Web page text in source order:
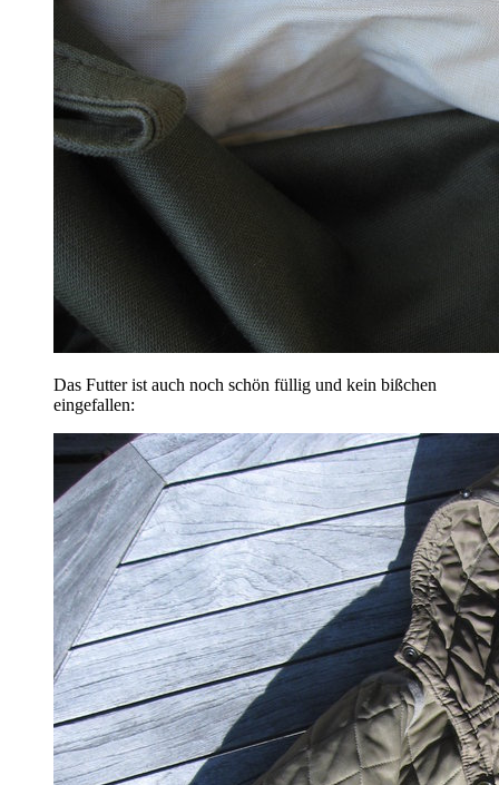
Das Futter ist auch noch schön füllig und kein bißchen
eingefallen: